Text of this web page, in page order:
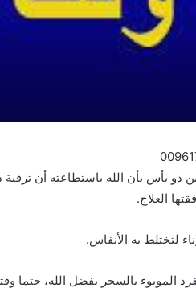
ذو بأس بأن الله باستطاعته أن ترقية
العلاج.
لتختلط به الأنفاس.
كل يوم ولمدة 3 شهور حتى يشفى الفرد الموبوء بالسحر بفضل الله، حتما